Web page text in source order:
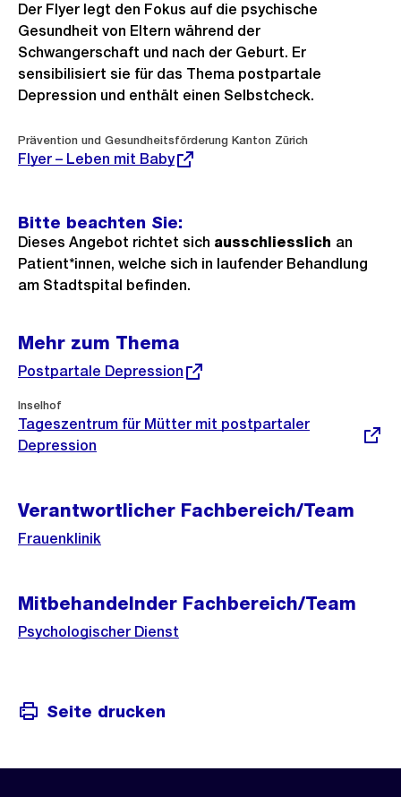
Der Flyer legt den Fokus auf die psychische
Gesundheit von Eltern während der
Schwangerschaft und nach der Geburt. Er
sensibilisiert sie für das Thema postpartale
Depression und enthält einen Selbstcheck.
Prävention und Gesundheitsförderung Kanton Zürich
Externer
Link:
Flyer – Leben mit Baby
Bitte beachten Sie:
Dieses Angebot richtet sich ausschliesslich an
Patient*innen, welche sich in laufender Behandlung
am Stadtspital befinden.
Mehr zum Thema
Externer
Postpartale Depression
Inselhof
Externer
Link:
Tageszentrum für Mütter mit postpartaler
Depression
Verantwortlicher Fachbereich/Team
Frauenklinik
Mitbehandelnder Fachbereich/Team
Psychologischer Dienst
Seite drucken